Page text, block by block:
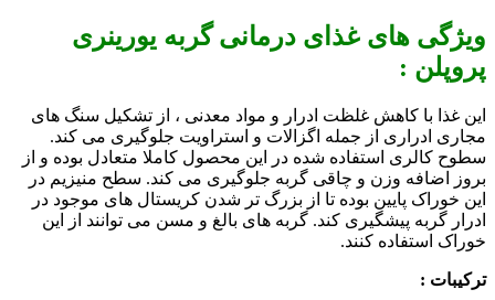
ویژگی های غذای درمانی گربه یورینری
پروپلن :
این غذا با کاهش غلظت ادرار و مواد معدنی ، از تشکیل سنگ های
مجاری ادراری از جمله اگزالات و استراویت جلوگیری می کند.
سطوح کالری استفاده شده در این محصول کاملا متعادل بوده و از
بروز اضافه وزن و چاقی گربه جلوگیری می کند. سطح منیزیم در
این خوراک پایین بوده تا از بزرگ تر شدن کریستال های موجود در
ادرار گربه پیشگیری کند. گربه های بالغ و مسن می توانند از این
خوراک استفاده کنند.
ترکیبات :